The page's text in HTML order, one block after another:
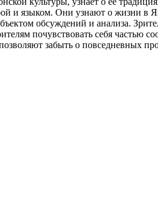
и языком. Они узнают о жизни в
обсуждений и анализа.
почувствовать себя
забыть о повседневных